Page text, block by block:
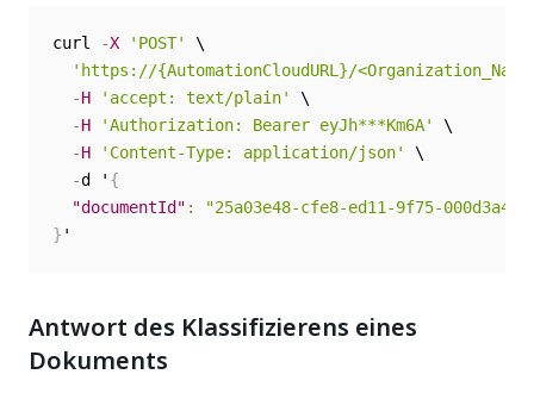
curl -X 'POST'
\
'https://{AutomationCloudURL}/
-H 'accept: text/plain'
\
-H 'Authorization: Bearer eyJh***Km6A'
\
-H 'Content-Type: application/json'
\
-d ' {
"documentId" :
"25a03e48-cfe8-ed11-9f75-
}
Antwort des Klassifizierens eines
Dokuments